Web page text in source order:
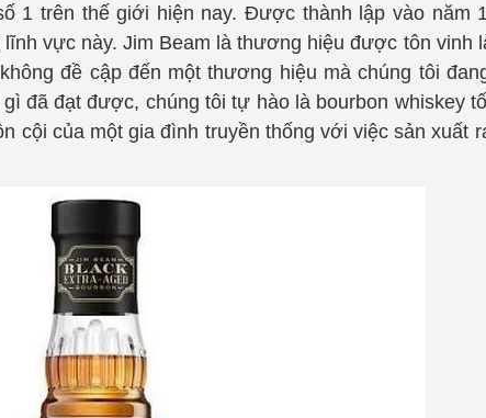
1 trên thế giới hiện nay. Được thành lập vào năm
vực này. Jim Beam là thương hiệu được tôn vinh
đề cập đến một thương hiệu mà chúng tôi
đã đạt được, chúng tôi tự hào là bourbon whiskey
cội của một gia đình truyền thống với việc sản xuất